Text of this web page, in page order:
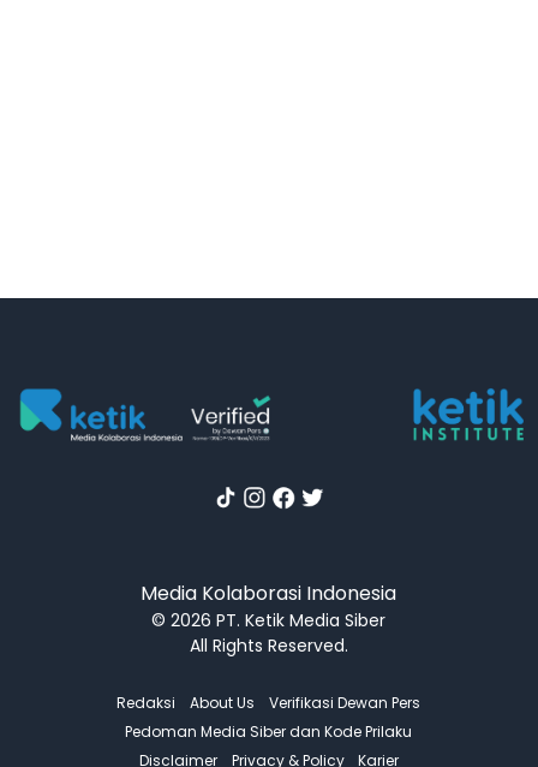
Media Kolaborasi Indonesia
© 2026 PT. Ketik Media Siber
All Rights Reserved.
Redaksi About Us
Verifikasi Dewan Pers
Pedoman Media Siber dan Kode Prilaku
Disclaimer
Privacy & Policy Karier